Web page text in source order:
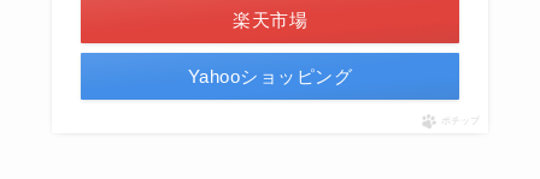
楽天市場
Yahooショッピング
ポチップ